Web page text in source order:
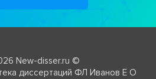
New-disser.ru ©
диссертаций ФЛ Иванов Е О